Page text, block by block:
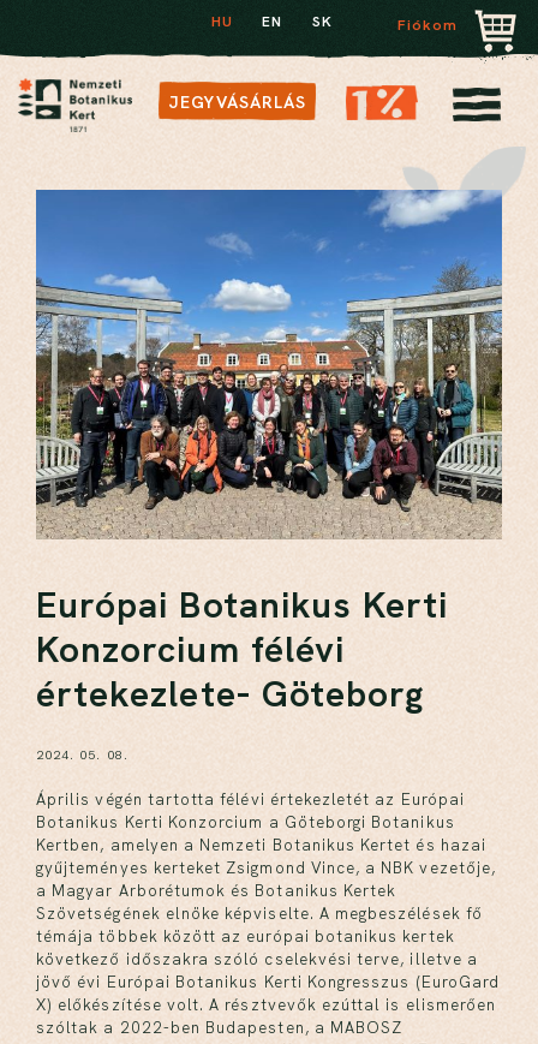
HU EN SK Fiókom
JEGYVÁSÁRLÁS
Európai Botanikus Kerti
Konzorcium félévi
értekezlete- Göteborg
2024. 05. 08.
Április végén tartotta félévi értekezletét az Európai
Botanikus Kerti Konzorcium a Göteborgi Botanikus
Kertben, amelyen a Nemzeti Botanikus Kertet és hazai
gyűjteményes kerteket Zsigmond Vince, a NBK vezetője,
a Magyar Arborétumok és Botanikus Kertek
Szövetségének elnöke képviselte. A megbeszélések fő
témája többek között az európai botanikus kertek
következő időszakra szóló cselekvési terve, illetve a
jövő évi Európai Botanikus Kerti Kongresszus (EuroGard
X) előkészítése volt. A résztvevők ezúttal is elismerően
szóltak a 2022-ben Budapesten, a MABOSZ